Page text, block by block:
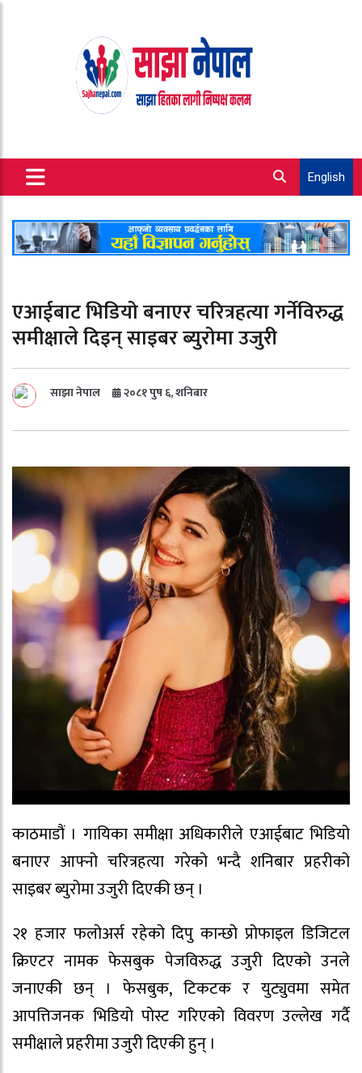
English
एआईबाट भिडियो बनाएर चरित्रहत्या गर्नेविरुद्ध
समीक्षाले दिइन् साइबर ब्युरोमा उजुरी
साझा नेपाल २०८१ पुष ६, शनिबार
काठमाडौं । गायिका समीक्षा अधिकारीले एआईबाट भिडियो
बनाएर आफ्नो चरित्रहत्या गरेको भन्दै शनिबार प्रहरीको
साइबर ब्युरोमा उजुरी दिएकी छन् ।
२१ हजार फलोअर्स रहेको दिपु कान्छो प्रोफाइल डिजिटल
क्रिएटर नामक फेसबुक पेजविरुद्ध उजुरी दिएको उनले
जनाएकी छन् । फेसबुक, टिकटक र युट्युवमा समेत
आपत्तिजनक भिडियो पोस्ट गरिएको विवरण उल्लेख गर्दै
समीक्षाले प्रहरीमा उजुरी दिएकी हुन् ।